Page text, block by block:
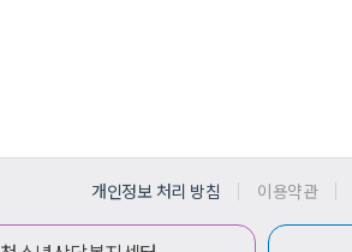
개인정보 처리 방침 이용약관